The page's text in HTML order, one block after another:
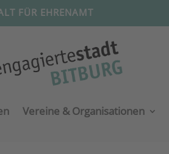
FÜR EHRENAMT
Vereine & Organisationen